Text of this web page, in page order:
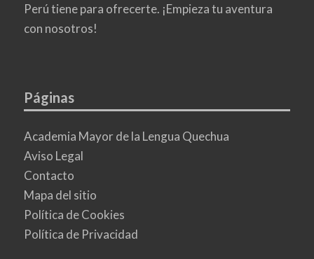
Perú tiene para ofrecerte. ¡Empieza tu aventura
con nosotros!
Páginas
Academia Mayor de la Lengua Quechua
Aviso Legal
Contacto
Mapa del sitio
Política de Cookies
Política de Privacidad